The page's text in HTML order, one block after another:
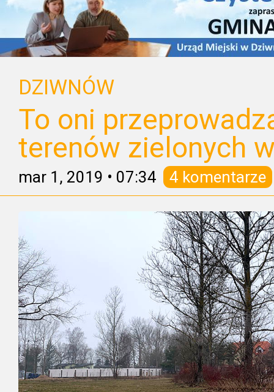
DZIWNÓW
To oni
terenów zielonych
mar 1, 2019 • 07:34 4 komentarze